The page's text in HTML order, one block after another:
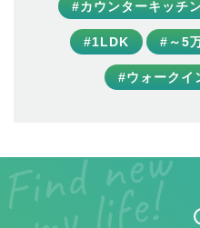
#カウンターキッチ
#1LDK #～5
#ウォークイ